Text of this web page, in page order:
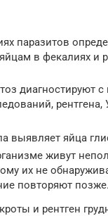
паразитов
в фекалиях и
диагностируют
рентгена,
выявляет яйца
живут
их не
повторяют позже.
и рентген